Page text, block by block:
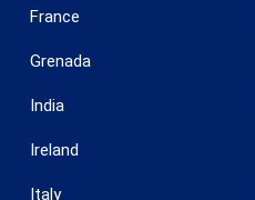
France
Grenada
India
Ireland
Italy